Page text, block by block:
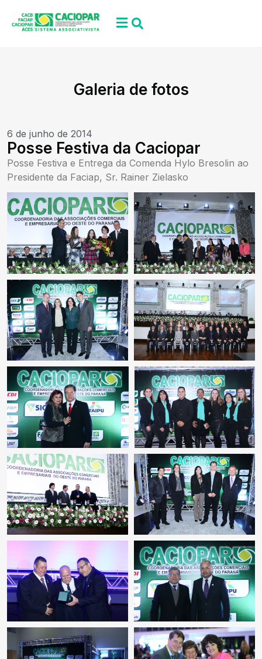
Galeria de fotos
6 de junho de 2014
Posse Festiva da Caciopar
Posse Festiva e Entrega da Comenda Hylo Bresolin ao
Presidente da Faciap, Sr. Rainer Zielasko